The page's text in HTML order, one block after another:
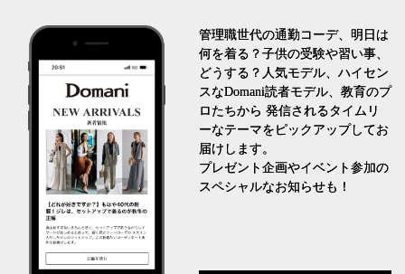
管理職世代の通勤コーデ、明日は
何を着る？子供の受験や習い事、
どうする？人気モデル、ハイセン
スなDomani読者モデル、教育のプ
ロたちから 発信されるタイムリ
ーなテーマをピックアップしてお
届けします。
プレゼント企画やイベント参加の
スペシャルなお知らせも！